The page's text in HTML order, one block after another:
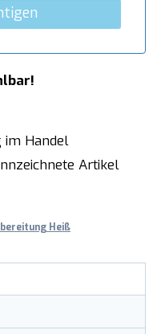
im Handel
Artikel
Heiß